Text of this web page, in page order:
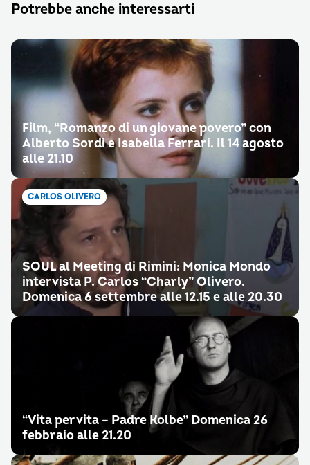
Potrebbe anche interessarti
Film, “Romanzo di un giovane povero” con
Alberto Sordi e Isabella Ferrari. Il 14 agosto
alle 21.10
CARLOS OLIVERO
SOUL al Meeting di Rimini: Monica Mondo
intervista P. Carlos “Charly” Olivero.
Domenica 6 settembre alle 12.15 e alle 20.30
“Vita per vita – Padre Kolbe” Domenica 26
febbraio alle 21.20